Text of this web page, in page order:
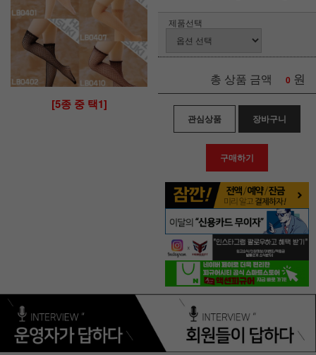
[5종 중 택1]
제품선택
총 상품 금액 0 원
관심상품 장바구니
구매하기